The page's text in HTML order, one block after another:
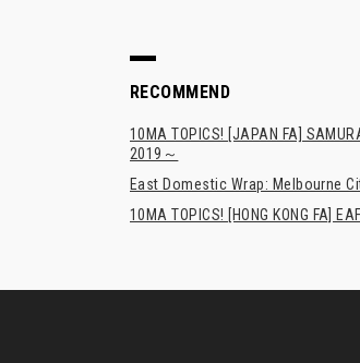
RECOMMEND
10MA TOPICS! [JAPAN FA]
2019～
East Domestic Wrap: Melbourne
10MA TOPICS! [HONG KONG FA]